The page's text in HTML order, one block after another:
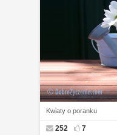
Kwiaty o poranku
252 7